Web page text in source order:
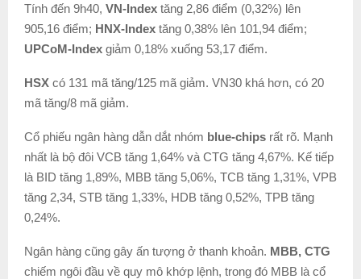
Tính đến 9h40, VN-Index tăng 2,86 điểm (0,32%) lên
905,16 điểm; HNX-Index tăng 0,38% lên 101,94 điểm;
UPCoM-Index giảm 0,18% xuống 53,17 điểm.
HSX có 131 mã tăng/125 mã giảm. VN30 khá hơn, có 20
mã tăng/8 mã giảm.
Cổ phiếu ngân hàng dẫn dắt nhóm blue-chips rất rõ. Mạnh
nhất là bộ đôi VCB tăng 1,64% và CTG tăng 4,67%. Kế tiếp
là BID tăng 1,89%, MBB tăng 5,06%, TCB tăng 1,31%, VPB
tăng 2,34, STB tăng 1,33%, HDB tăng 0,52%, TPB tăng
0,24%.
Ngân hàng cũng gây ấn tượng ở thanh khoản. MBB, CTG
chiếm ngôi đầu về quy mô khớp lệnh, trong đó MBB là cổ